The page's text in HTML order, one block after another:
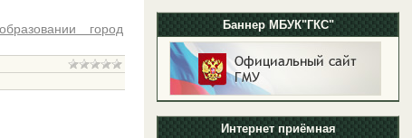
Баннер МБУК"ГКС"
Интернет приёмная
город